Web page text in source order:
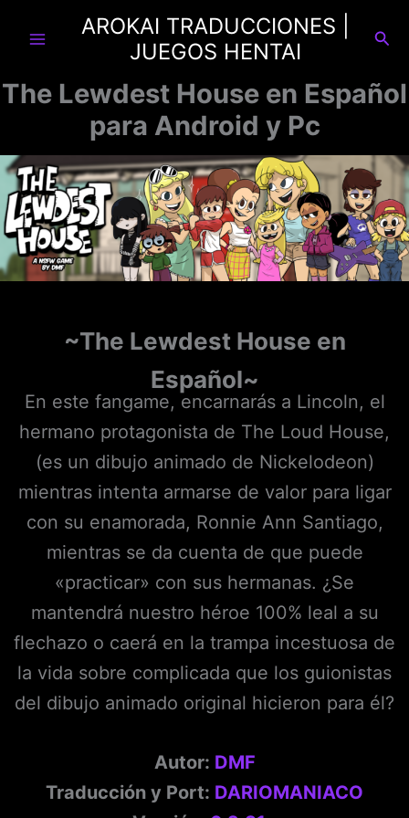
AROKAI TRADUCCIONES |
JUEGOS HENTAI
The Lewdest House en Español
para Android y Pc
~The Lewdest House en
Español~
En este fangame, encarnarás a Lincoln, el
hermano protagonista de The Loud House,
(es un dibujo animado de Nickelodeon)
mientras intenta armarse de valor para ligar
con su enamorada, Ronnie Ann Santiago,
mientras se da cuenta de que puede
«practicar» con sus hermanas. ¿Se
mantendrá nuestro héroe 100% leal a su
flechazo o caerá en la trampa incestuosa de
la vida sobre complicada que los guionistas
del dibujo animado original hicieron para él?
Autor: DMF
Traducción y Port: DARIOMANIACO